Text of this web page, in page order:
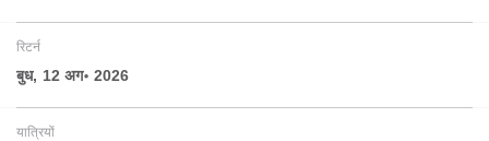
रिटर्न
बुध, 12 अग॰ 2026
यात्रियों